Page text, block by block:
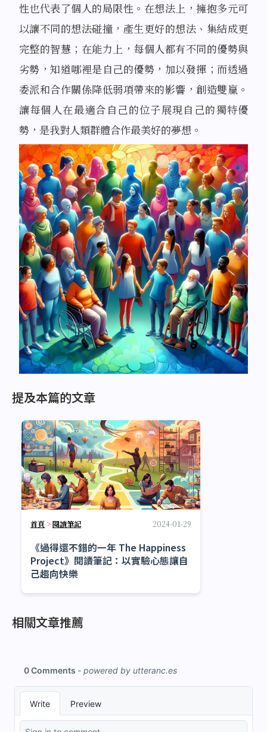
性也代表了個人的局限性。在想法上，擁抱多元可
以讓不同的想法碰撞，產生更好的想法、集結成更
完整的智慧；在能力上，每個人都有不同的優勢與
劣勢，知道哪裡是自己的優勢，加以發揮；而透過
委派和合作關係降低弱項帶來的影響，創造雙贏。
讓每個人在最適合自己的位子展現自己的獨特優
勢，是我對人類群體合作最美好的夢想。
提及本篇的文章
首頁 >閱讀筆記 2024-01-29
《過得還不錯的一年 The Happiness
Project》閱讀筆記：以實驗心態讓自
己趨向快樂
相關文章推薦